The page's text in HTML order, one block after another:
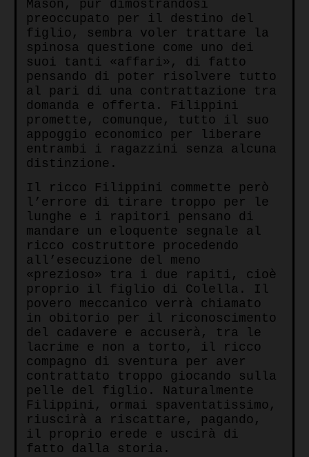
Mason, pur dimostrandosi
preoccupato per il destino del
figlio, sembra voler trattare la
spinosa questione come uno dei
suoi tanti «affari», di fatto
pensando di poter risolvere tutto
al pari di una contrattazione tra
domanda e offerta. Filippini
promette, comunque, tutto il suo
appoggio economico per liberare
entrambi i ragazzini senza alcuna
distinzione.
Il ricco Filippini commette però
l’errore di tirare troppo per le
lunghe e i rapitori pensano di
mandare un eloquente segnale al
ricco costruttore procedendo
all’esecuzione del meno
«prezioso» tra i due rapiti, cioè
proprio il figlio di Colella. Il
povero meccanico verrà chiamato
in obitorio per il riconoscimento
del cadavere e accuserà, tra le
lacrime e non a torto, il ricco
compagno di sventura per aver
contrattato troppo giocando sulla
pelle del figlio. Naturalmente
Filippini, ormai spaventatissimo,
riuscirà a riscattare, pagando,
il proprio erede e uscirà di
fatto dalla storia.